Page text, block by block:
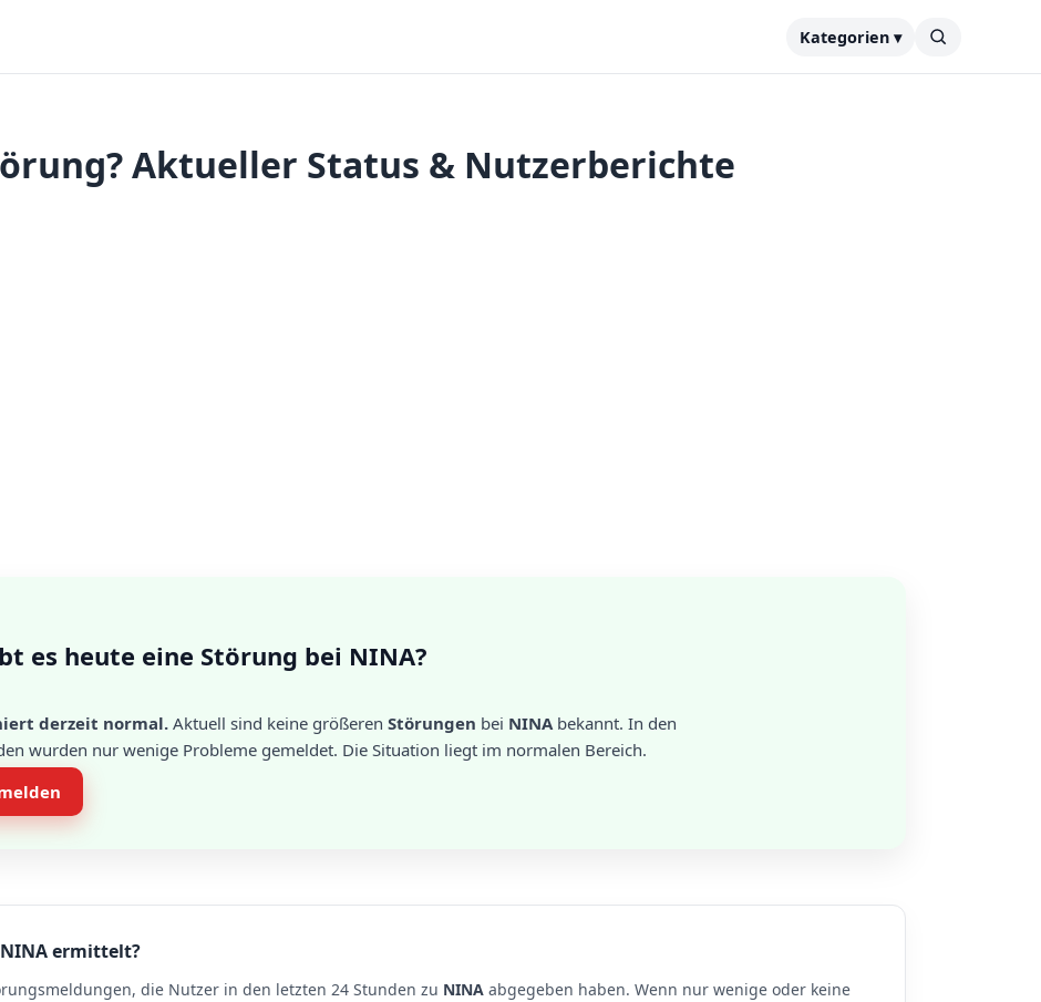
Kategorien ▾
Aktueller Status & Nutzerberichte
es heute eine Störung bei NINA?
derzeit normal. Aktuell sind keine größeren Störungen bei NINAbekannt. In den
wurden nur wenige Probleme gemeldet. Die Situation liegt im normalen Bereich.
ermittelt?
die Nutzer in den letzten 24 Stunden zu NINA abgegeben haben. Wenn nur wenige oder keine